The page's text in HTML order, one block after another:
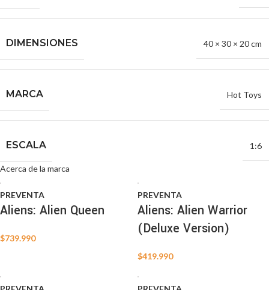
DIMENSIONES 40 × 30 × 20 cm
MARCA Hot Toys
ESCALA 1:6
Acerca de la marca
PREVENTA
Aliens: Alien Queen
$739.990
PREVENTA
Aliens: Alien Warrior
(Deluxe Version)
$419.990